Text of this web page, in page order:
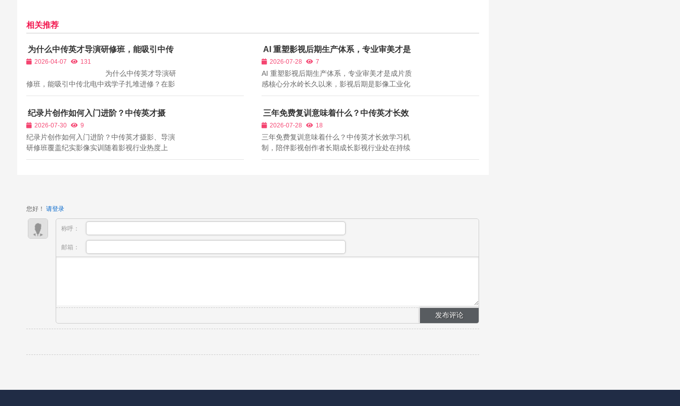
相关推荐
为什么中传英才导演研修班，能吸引中传
北电中戏学子扎堆进修？
2026-04-07 131
为什么中传英才导演研
修班，能吸引中传北电中戏学子扎堆进修？在影
视教育领域，一个独特的现象备受行业关注：中
好者、行业新人，更成为中传、北电、中戏等名
校本科生、研究生扎堆...
AI 重塑影视后期生产体系，专业审美才是
成片质感核心分水岭
2026-07-28 7
AI 重塑影视后期生产体系，专业审美才是成片质
感核心分水岭长久以来，影视后期是影像工业化
生产不可或缺的关键环节。随着AIGC普及，各类
音、一键调色、画质增强、智能抠像大幅降低后
期入门门槛。不少AI内容创作者形成认知误...
纪录片创作如何入门进阶？中传英才摄
影、导演研修班覆盖纪实影像实训
2026-07-30 9
纪录片创作如何入门进阶？中传英才摄影、导演
研修班覆盖纪实影像实训随着影视行业热度上
涨，各类影视培训班层出不穷，宣传话术眼花缭
三年免费复训意味着什么？中传英才长效
学习机制，陪伴影视创作者长期成长
2026-07-28 18
三年免费复训意味着什么？中传英才长效学习机
制，陪伴影视创作者长期成长影视行业处在持续
快速变化之中，拍摄设备不断更新，影像审美持
您好！ 请登录
称呼：
邮箱：